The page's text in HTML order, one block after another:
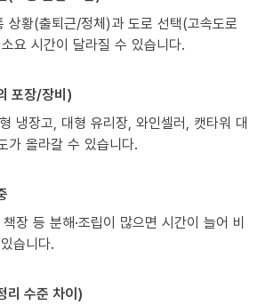
상황(출퇴근/정체)과 도로 선택(고속도로
요 시간이 달라질 수 있습니다.
포장/장비)
냉장고, 대형 유리장, 와인셀러, 캣타워 대
가 올라갈 수 있습니다.
장 등 분해·조립이 많으면 시간이 늘어 비
습니다.
리 수준 차이)